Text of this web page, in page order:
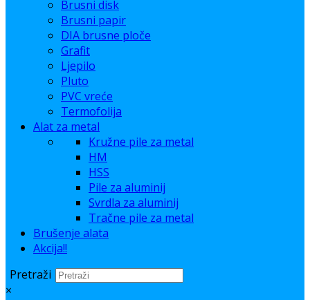
Brusni disk
Brusni papir
DIA brusne ploče
Grafit
Ljepilo
Pluto
PVC vreće
Termofolija
Alat za metal
Kružne pile za metal
HM
HSS
Pile za aluminij
Svrdla za aluminij
Tračne pile za metal
Brušenje alata
Akcija!!
Pretraži
×